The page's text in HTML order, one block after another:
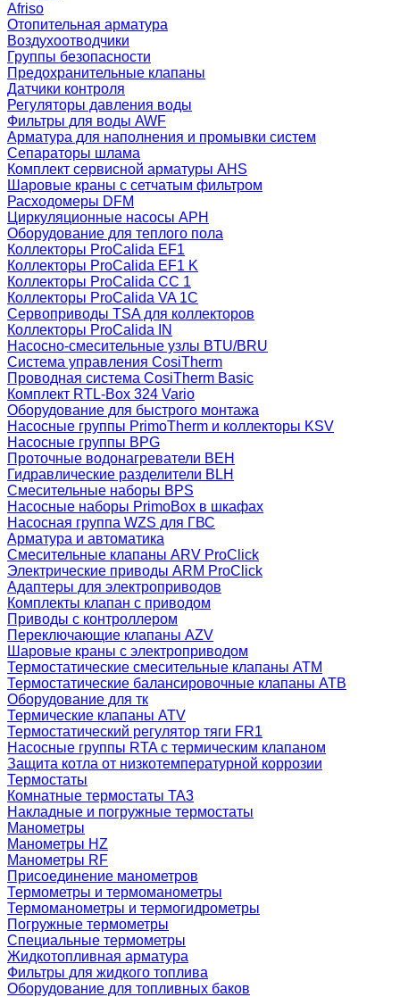
Afriso
Отопительная арматура
Воздухоотводчики
Группы безопасности
Предохранительные клапаны
Датчики контроля
Регуляторы давления воды
Фильтры для воды AWF
Арматура для наполнения и промывки систем
Сепараторы шлама
Комплект сервисной арматуры AHS
Шаровые краны с сетчатым фильтром
Расходомеры DFM
Циркуляционные насосы APH
Оборудование для теплого пола
Коллекторы ProCalida EF1
Коллекторы ProCalida EF1 K
Коллекторы ProCalida CC 1
Коллекторы ProCalida VA 1C
Сервоприводы TSA для коллекторов
Коллекторы ProCalida IN
Насосно-смесительные узлы BTU/BRU
Система управления CosiTherm
Проводная система CosiTherm Basic
Комплект RTL‑Box 324 Vario
Оборудование для быстрого монтажа
Насосные группы PrimoTherm и коллекторы KSV
Насосные группы BPG
Проточные водонагреватели BEH
Гидравлические разделители BLH
Смесительные наборы BPS
Насосные наборы PrimoBox в шкафах
Насосная группа WZS для ГВС
Арматура и автоматика
Смесительные клапаны ARV ProClick
Электрические приводы ARM ProClick
Адаптеры для электроприводов
Комплекты клапан с приводом
Приводы с контроллером
Переключающие клапаны AZV
Шаровые краны с электроприводом
Термостатические смесительные клапаны ATM
Термостатические балансировочные клапаны ATB
Оборудование для тк
Термические клапаны ATV
Термостатический регулятор тяги FR1
Насосные группы RTA с термическим клапаном
Защита котла от низкотемпературной коррозии
Термостаты
Комнатные термостаты TA3
Накладные и погружные термостаты
Манометры
Манометры HZ
Манометры RF
Присоединение манометров
Термометры и термоманометры
Термоманометры и термогидрометры
Погружные термометры
Специальные термометры
Жидкотопливная арматура
Фильтры для жидкого топлива
Оборудование для топливных баков